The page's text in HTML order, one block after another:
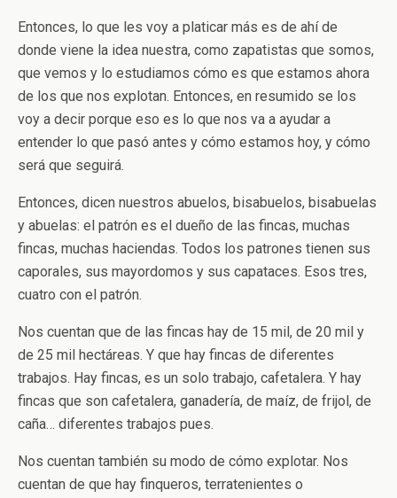
Entonces, lo que les voy a platicar más es de ahí de
donde viene la idea nuestra, como zapatistas que somos,
que vemos y lo estudiamos cómo es que estamos ahora
de los que nos explotan. Entonces, en resumido se los
voy a decir porque eso es lo que nos va a ayudar a
entender lo que pasó antes y cómo estamos hoy, y cómo
será que seguirá.
Entonces, dicen nuestros abuelos, bisabuelos, bisabuelas
y abuelas: el patrón es el dueño de las fincas, muchas
fincas, muchas haciendas. Todos los patrones tienen sus
caporales, sus mayordomos y sus capataces. Esos tres,
cuatro con el patrón.
Nos cuentan que de las fincas hay de 15 mil, de 20 mil y
de 25 mil hectáreas. Y que hay fincas de diferentes
trabajos. Hay fincas, es un solo trabajo, cafetalera. Y hay
fincas que son cafetalera, ganadería, de maíz, de frijol, de
caña… diferentes trabajos pues.
Nos cuentan también su modo de cómo explotar. Nos
cuentan de que hay finqueros, terratenientes o